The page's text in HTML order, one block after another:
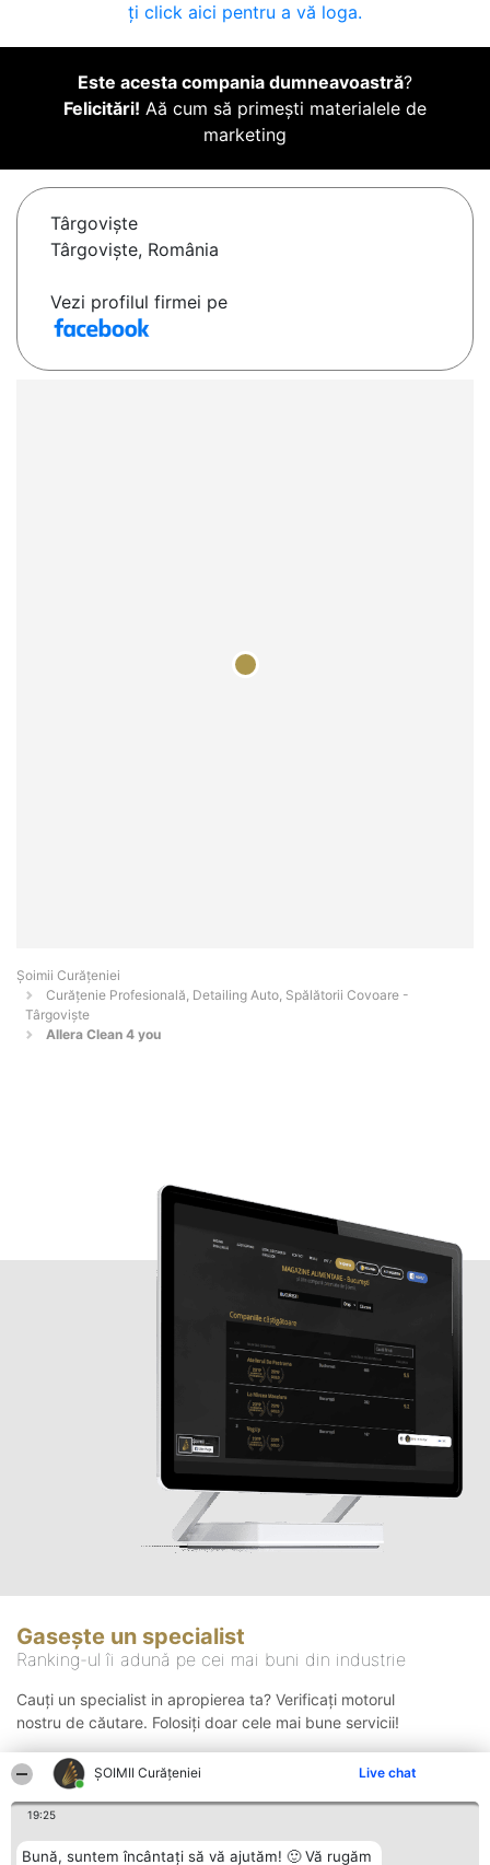
ȘOIMII Curățeniei Live chat
19:25
Bună, suntem încântați să vă ajutăm! 🙂 Vă rugăm
ți click aici pentru a vă loga.
Este acesta compania dumneavoastră?
Felicitări! Aă cum să primești materialele de
marketing
Târgovişte
Târgoviște, România
Vezi profilul firmei pe
Șoimii Curățeniei
Curățenie Profesională, Detailing Auto, Spălătorii Covoare -
Târgovişte
Allera Clean 4 you
Gasește un specialist
Ranking-ul îi adună pe cei mai buni din industrie
Cauți un specialist in apropierea ta? Verificați motorul
nostru de căutare. Folosiți doar cele mai bune servicii!